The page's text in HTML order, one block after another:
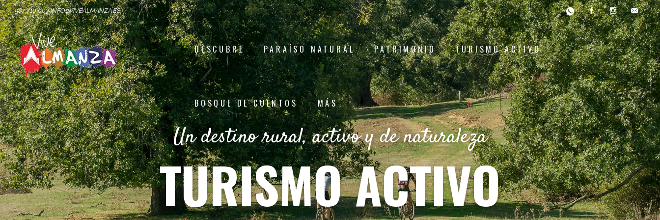
987 710 003 INFO@VIVEALMANZA.ES
DESCUBRE PARAÍSO NATURAL PATRIMONIO TURISMO ACTIVO
BOSQUE DE CUENTOS MÁS
Un destino rural, activo y de naturaleza
TURISMO ACTIVO